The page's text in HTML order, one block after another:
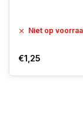
Niet op
€1,25